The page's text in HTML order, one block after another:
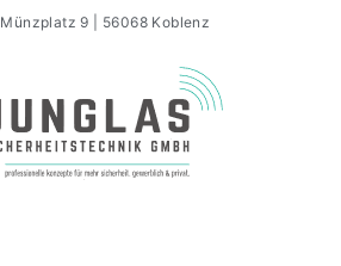
Münzplatz 9 | 56068 Koblenz